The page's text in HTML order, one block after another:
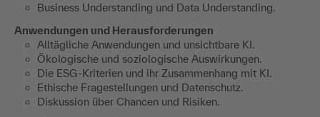
Business Understanding und Data Understanding.
Anwendungen und Herausforderungen
Alltägliche Anwendungen und unsichtbare KI.
Ökologische und soziologische Auswirkungen.
Die ESG-Kriterien und ihr Zusammenhang mit KI.
Ethische Fragestellungen und Datenschutz.
Diskussion über Chancen und Risiken.